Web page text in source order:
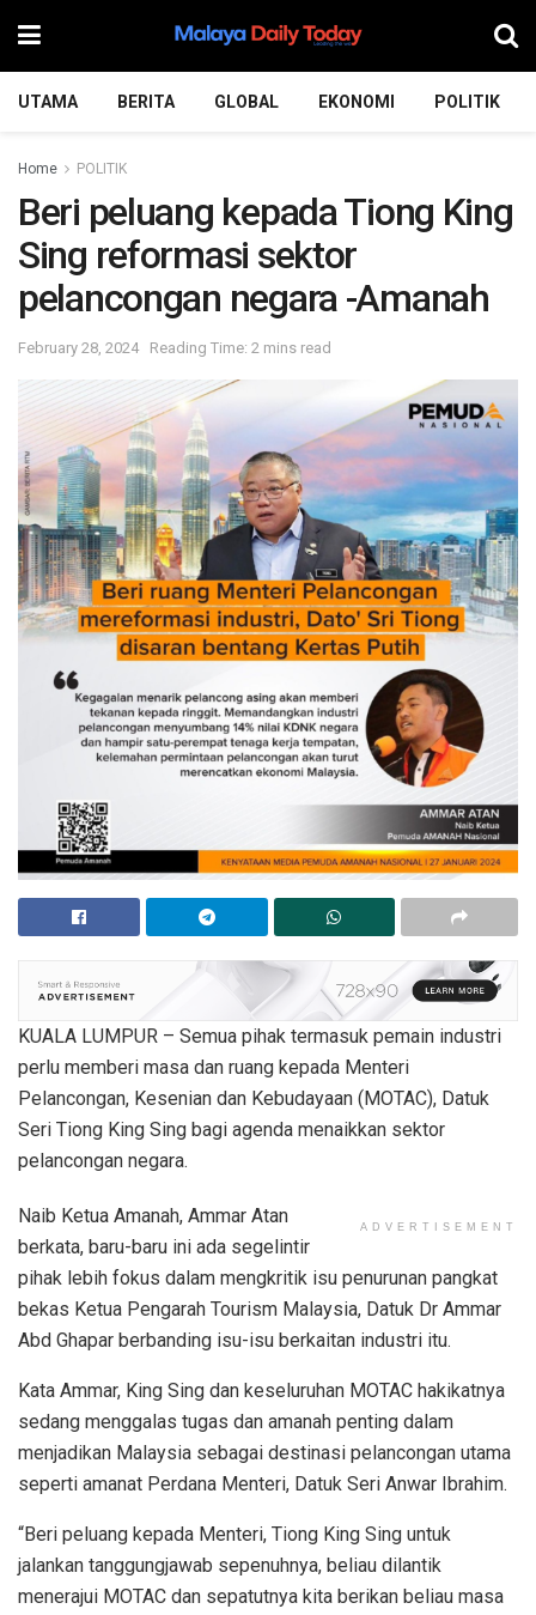
UTAMA BERITA GLOBAL EKONOMI POLITIK
Home POLITIK
Beri peluang kepada Tiong King
Sing reformasi sektor
pelancongan negara -Amanah
February 28, 2024 Reading Time: 2 mins read
KUALA LUMPUR – Semua pihak termasuk pemain industri
perlu memberi masa dan ruang kepada Menteri
Pelancongan, Kesenian dan Kebudayaan (MOTAC), Datuk
Seri Tiong King Sing bagi agenda menaikkan sektor
pelancongan negara.
ADVERTISEMENT
Naib Ketua Amanah, Ammar Atan
berkata, baru-baru ini ada segelintir
pihak lebih fokus dalam mengkritik isu penurunan pangkat
bekas Ketua Pengarah Tourism Malaysia, Datuk Dr Ammar
Abd Ghapar berbanding isu-isu berkaitan industri itu.
Kata Ammar, King Sing dan keseluruhan MOTAC hakikatnya
sedang menggalas tugas dan amanah penting dalam
menjadikan Malaysia sebagai destinasi pelancongan utama
seperti amanat Perdana Menteri, Datuk Seri Anwar Ibrahim.
“Beri peluang kepada Menteri, Tiong King Sing untuk
jalankan tanggungjawab sepenuhnya, beliau dilantik
menerajui MOTAC dan sepatutnya kita berikan beliau masa